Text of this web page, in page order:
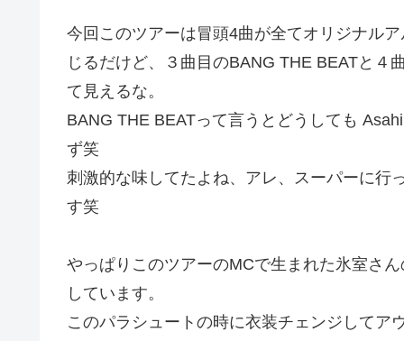
今回このツアーは冒頭4曲が全てオリジナル
じるだけど、３曲目のBANG THE BEATと４
て見えるな。
BANG THE BEATって言うとどうしても
ず笑
刺激的な味してたよね、アレ、スーパーに行
す笑
やっぱりこのツアーのMCで生まれた氷室さ
しています。
このパラシュートの時に衣装チェンジしてア